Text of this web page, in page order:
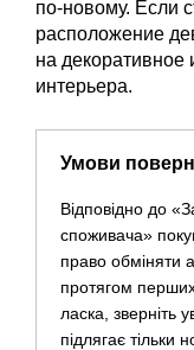
по-новому. Если
расположение
на декоративное
интерьера.
Умови
Відповідно до
споживача»
право обміняти
протягом
ласка, зверніть
підлягає тільки